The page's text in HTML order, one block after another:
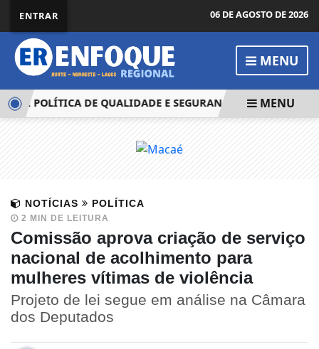
ENTRAR 06 DE AGOSTO DE 2026
MENU
POLÍTICA DE QUALIDADE E SEGURANÇA DO PACIENTE NO
MENU
NOTÍCIAS POLÍTICA
2 MIN DE LEITURA
Comissão aprova criação de serviço
nacional de acolhimento para
mulheres vítimas de violência
Projeto de lei segue em análise na Câmara
dos Deputados